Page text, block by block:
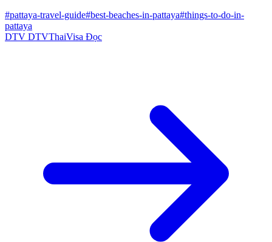
#pattaya-travel-guide#best-beaches-in-pattaya#things-to-do-in-
pattaya
DTV DTVThaiVisa Đọc